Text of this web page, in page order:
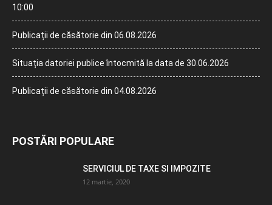
10:00
Publicații de căsătorie din 06.08.2026
Situația datoriei publice întocmită la data de 30.06.2026
Publicații de căsătorie din 04.08.2026
POSTĂRI POPULARE
SERVICIUL DE TAXE SI IMPOZITE
12 martie, 2020